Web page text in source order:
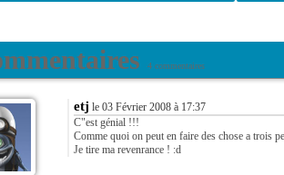
4 commentaires
etj le 03 Février 2008 à 17:37
C"est génial !!!
Comme quoi on peut en faire des chose a trois
Je tire ma revenrance ! :d